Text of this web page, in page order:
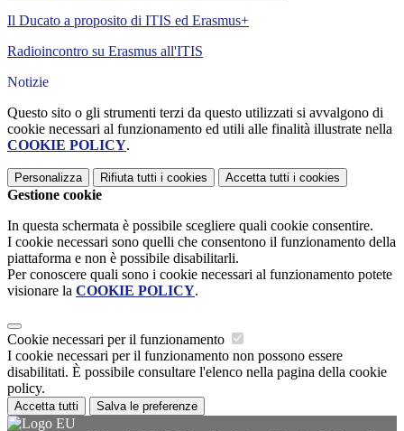
Il Ducato a proposito di ITIS ed Erasmus+
Radioincontro su Erasmus all'ITIS
Notizie
Questo sito o gli strumenti terzi da questo utilizzati si avvalgono di
cookie necessari al funzionamento ed utili alle finalità illustrate nella
COOKIE POLICY.
Personalizza Rifiuta tutti i cookies Accetta tutti i cookies
Gestione cookie
In questa schermata è possibile scegliere quali cookie consentire.
I cookie necessari sono quelli che consentono il funzionamento della
piattaforma e non è possibile disabilitarli.
Per conoscere quali sono i cookie necessari al funzionamento potete
visionare la COOKIE POLICY.
Cookie necessari per il funzionamento
I cookie necessari per il funzionamento non possono essere
disabilitati. È possibile consultare l'elenco nella pagina della cookie
policy.
Accetta tutti Salva le preferenze